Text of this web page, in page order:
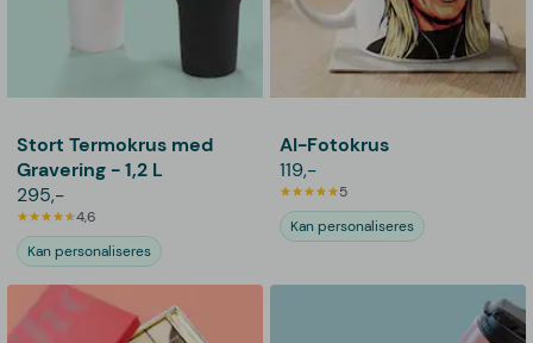
Stort Termokrus med
Gravering - 1,2 L
295,-
4,6
Kan personaliseres
AI-Fotokrus
119,-
5
Kan personaliseres